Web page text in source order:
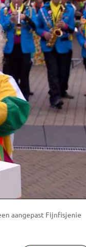
aangepast Fijnfisjenie